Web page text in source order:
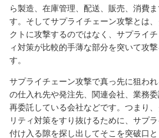
ら製造、在庫管理、配送、販売、消費
す。そしてサプライチェーン攻撃とは
クトに攻撃するのではなく、サプライ
ィ対策が比較的手薄な部分を突いて攻
す。
サプライチェーン攻撃で真っ先に狙わ
の仕入れ先や発注先、関連会社、業務
再委託している会社などです。つまり
リティ対策をすり抜けるために、サプ
付け入る隙を探し出してそこを突破口と